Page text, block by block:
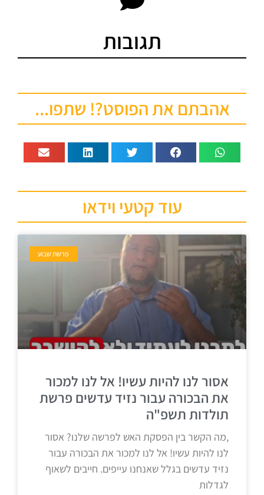
תגובות
אהבתם את הפוסט?! שתפו...
עוד קטעי וידאו
פרשת שבוע
אסור לנו להיות עשיו! אל לנו למכור
את הבכורה עבור נזיד עדשים פרשת
תולדות תשפ"ה
,מה הקשר בין הפסקת האש לפרשה שלנו? אסור
לנו להיות עשיו! אל לנו למכור את הבכורה עבור
נזיד עדשים בגלל שאנחנו עייפים. חייבים לשאוף
לגדלות